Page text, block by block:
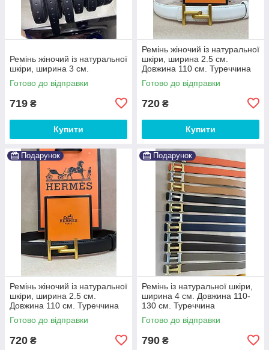
Ремінь жіночий із натуральної
шкіри, ширина 3 см.
Готово до відправки
719 ₴
Купити
Ремінь жіночий із натуральної
шкіри, ширина 2.5 см.
Довжина 110 см. Туреччина
Готово до відправки
720 ₴
Купити
Подарунок
Ремінь жіночий із натуральної
шкіри, ширина 2.5 см.
Довжина 110 см. Туреччина
Готово до відправки
720 ₴
Подарунок
Ремінь із натуральної шкіри,
ширина 4 см. Довжина 110-
130 см. Туреччина
Готово до відправки
790 ₴